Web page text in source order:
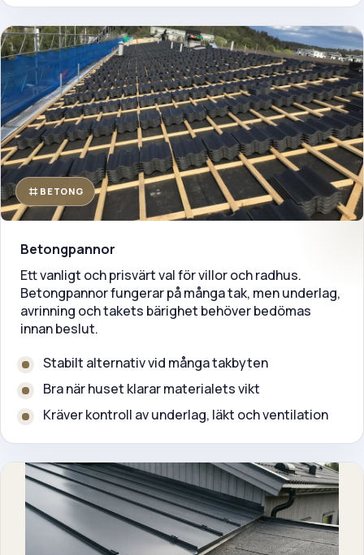
BETONG
Betongpannor
Ett vanligt och prisvärt val för villor och radhus.
Betongpannor fungerar på många tak, men underlag,
avrinning och takets bärighet behöver bedömas
innan beslut.
Stabilt alternativ vid många takbyten
Bra när huset klarar materialets vikt
Kräver kontroll av underlag, läkt och ventilation